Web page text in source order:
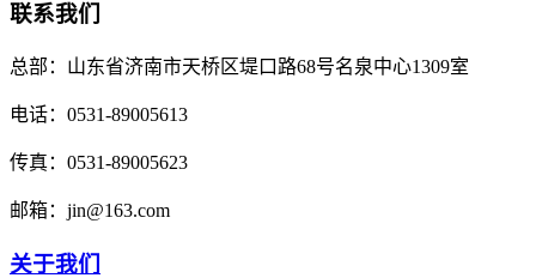
联系我们
总部： 山东省济南市天桥区堤口路68号名泉中心1309室
电话： 0531-89005613
传真： 0531-89005623
邮箱： jin@163.com
关于我们